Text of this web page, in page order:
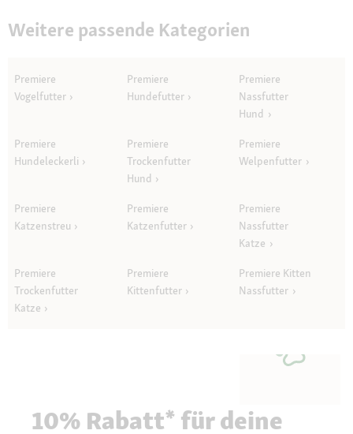
Weitere passende Kategorien
Premiere
Vogelfutter
Premiere
Hundefutter
Premiere
Nassfutter
Hund
Premiere
Hundeleckerli
Premiere
Trockenfutter
Hund
Premiere
Welpenfutter
Premiere
Katzenstreu
Premiere
Katzenfutter
Premiere
Nassfutter
Katze
Premiere
Trockenfutter
Katze
Premiere
Kittenfutter
Premiere Kitten
Nassfutter
10% Rabatt* für deine